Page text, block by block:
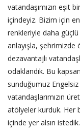
vatandaşımızın eşit
içindeyiz. Bizim için
renkleriyle daha
anlayışla, şehrimizde
dezavantajlı
odaklandık. Bu
sunduğumuz
vatandaşlarımızın
atölyeler kurduk. Her
içinde yer alsın